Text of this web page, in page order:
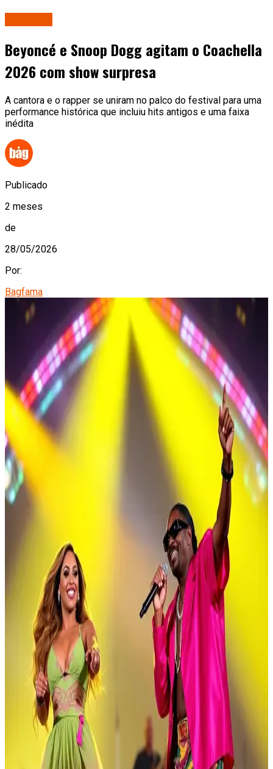
Beyoncé e Snoop Dogg agitam o Coachella
2026 com show surpresa
A cantora e o rapper se uniram no palco do festival para uma
performance histórica que incluiu hits antigos e uma faixa
inédita
Publicado
2 meses
de
28/05/2026
Por:
Bagfama